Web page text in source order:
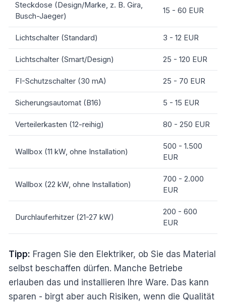
Steckdose (Design/Marke, z. B. Gira,
Busch-Jaeger)
15 - 60 EUR
Lichtschalter (Standard) 3 - 12 EUR
Lichtschalter (Smart/Design) 25 - 120 EUR
FI-Schutzschalter (30 mA) 25 - 70 EUR
Sicherungsautomat (B16) 5 - 15 EUR
Verteilerkasten (12-reihig) 80 - 250 EUR
Wallbox (11 kW, ohne Installation)
500 - 1.500
EUR
Wallbox (22 kW, ohne Installation)
700 - 2.000
EUR
Durchlauferhitzer (21-27 kW)
200 - 600
EUR
Tipp: Fragen Sie den Elektriker, ob Sie das Material
selbst beschaffen dürfen. Manche Betriebe
erlauben das und installieren Ihre Ware. Das kann
sparen - birgt aber auch Risiken, wenn die Qualität